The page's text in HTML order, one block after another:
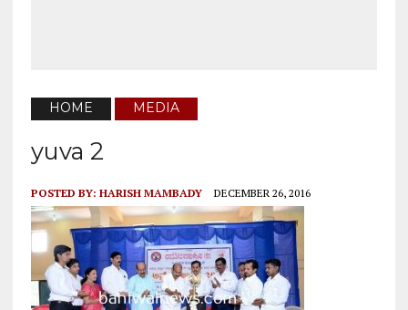
HOME MEDIA
yuva 2
POSTED BY: HARISH MAMBADY DECEMBER 26, 2016